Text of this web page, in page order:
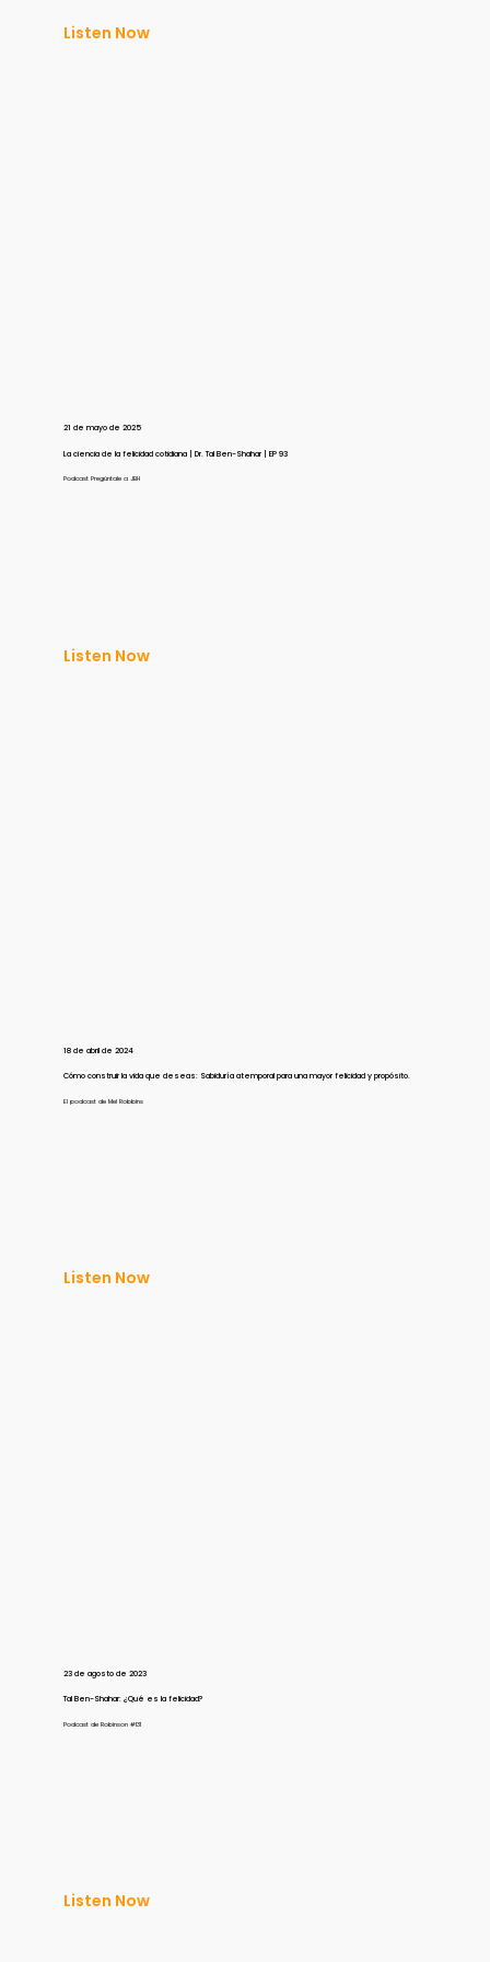
Listen Now
21 de mayo de 2025
La ciencia de la felicidad cotidiana | Dr. Tal Ben-Shahar | EP 93
Podcast Pregúntale a JBH
Listen Now
18 de abril de 2024
Cómo construir la vida que deseas: Sabiduría atemporal para una mayor felicidad y propósito.
El podcast de Mel Robbins
Listen Now
23 de agosto de 2023
Tal Ben-Shahar: ¿Qué es la felicidad?
Podcast de Robinson #131
Listen Now